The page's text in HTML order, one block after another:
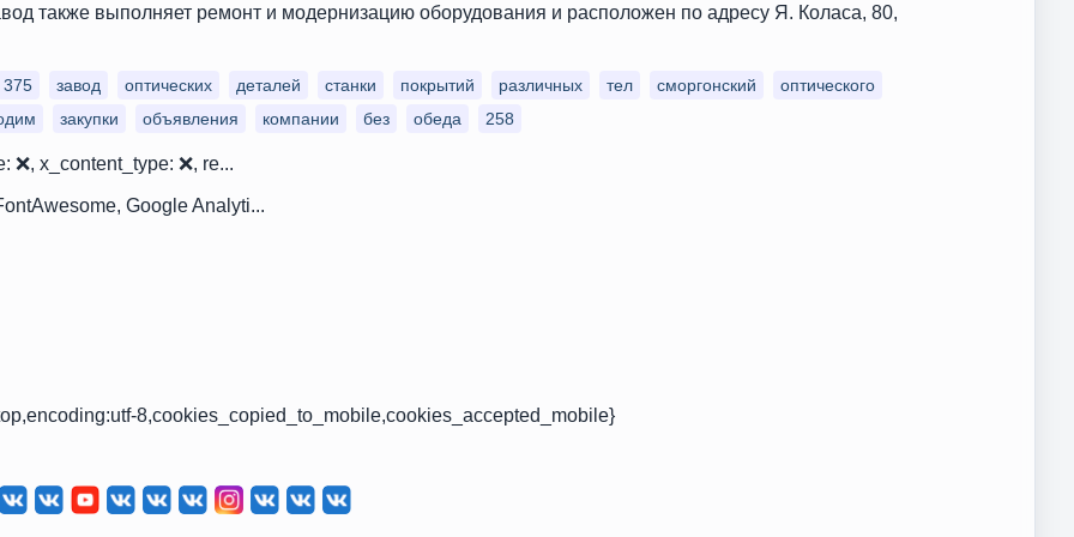
также выполняет ремонт и модернизацию оборудования и расположен по адресу Я. Коласа, 80,
375 завод оптических деталей станки покрытий различных тел сморгонский
оптического
закупки объявления компании без обеда 258
❌, x_content_type: ❌, re...
Google Analyti...
8,cookies_copied_to_mobile,cookies_accepted_mobile}